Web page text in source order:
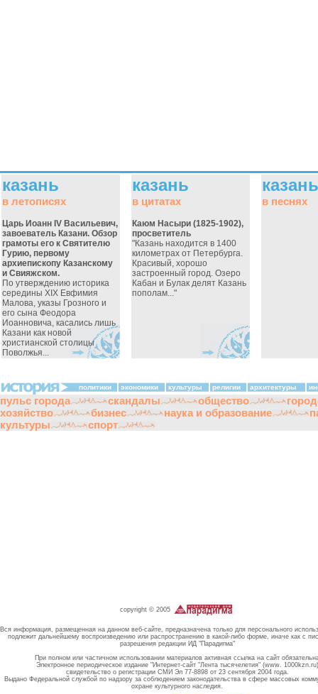
казань
в летописях
Царь Иоанн IV Васильевич,
завоеватель Казани. Обзор
грамоты его к Святителю
Гурию, первому
архиепископу Казанскому
и Свияжском.
По утверждению историка
середины ХIХ Евфимия
Малова, указы Грозного и
его сына Феодора
Иоанновича, касались лишь
Казани как новой
христианской столицы
Поволжья...
казань
в цитатах
Каюм Насыри (1825-1902),
просветитель
"Казань находится в 1400
километрах от Петербурга.
Красивый, хорошо
застроенный город. Озеро
Кабан и Булак делят Казань
пополам..."
казань
в песнях
политики экономики культуры религии архитектуры
пульс города скандалы общество
хозяйство
бизнес наука и образование
культуры
спорт
copyright © 2005
Вся информация, размещенная на данном веб-сайте, предназначена только для персонального
подлежит дальнейшему воспроизведению или распространению в какой-либо форме, иначе как с
разрешения редакции ИД "Парадигма"
При полном или частичном использовании материалов активная ссылка на сайт
Электронное периодическое издание "Интернет-сайт "Лента тысячелетия" (www. 1000kzn.ru)
свидетельство о регистрации СМИ Эл 77-8898 от 23 сентября 2004 года.
Выдано Федеральной службой по надзору за соблюдением законодательства в сфере массовых
охране культурного наследия.